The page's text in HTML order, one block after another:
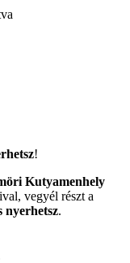
!
Kutyamenhely
vegyél részt a
nyerhetsz.